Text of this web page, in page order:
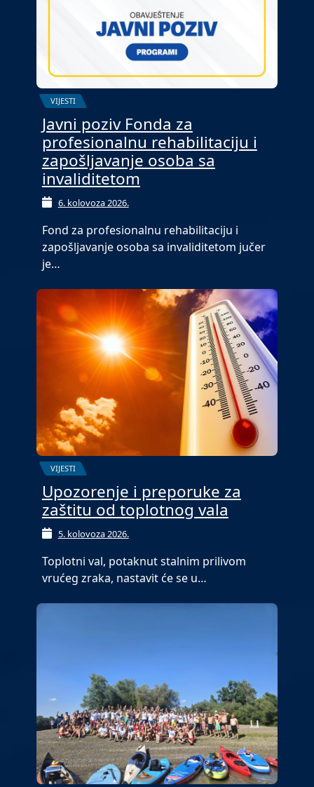
VIJESTI
Javni poziv Fonda za
profesionalnu rehabilitaciju i
zapošljavanje osoba sa
invaliditetom
6. kolovoza 2026.
Fond za profesionalnu rehabilitaciju i
zapošljavanje osoba sa invaliditetom jučer
je…
VIJESTI
Upozorenje i preporuke za
zaštitu od toplotnog vala
5. kolovoza 2026.
Toplotni val, potaknut stalnim prilivom
vrućeg zraka, nastavit će se u…